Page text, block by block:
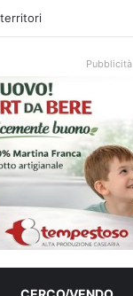
Pubblicità